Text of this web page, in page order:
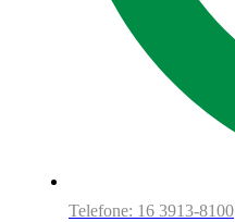
Telefone: 16 3913-8100